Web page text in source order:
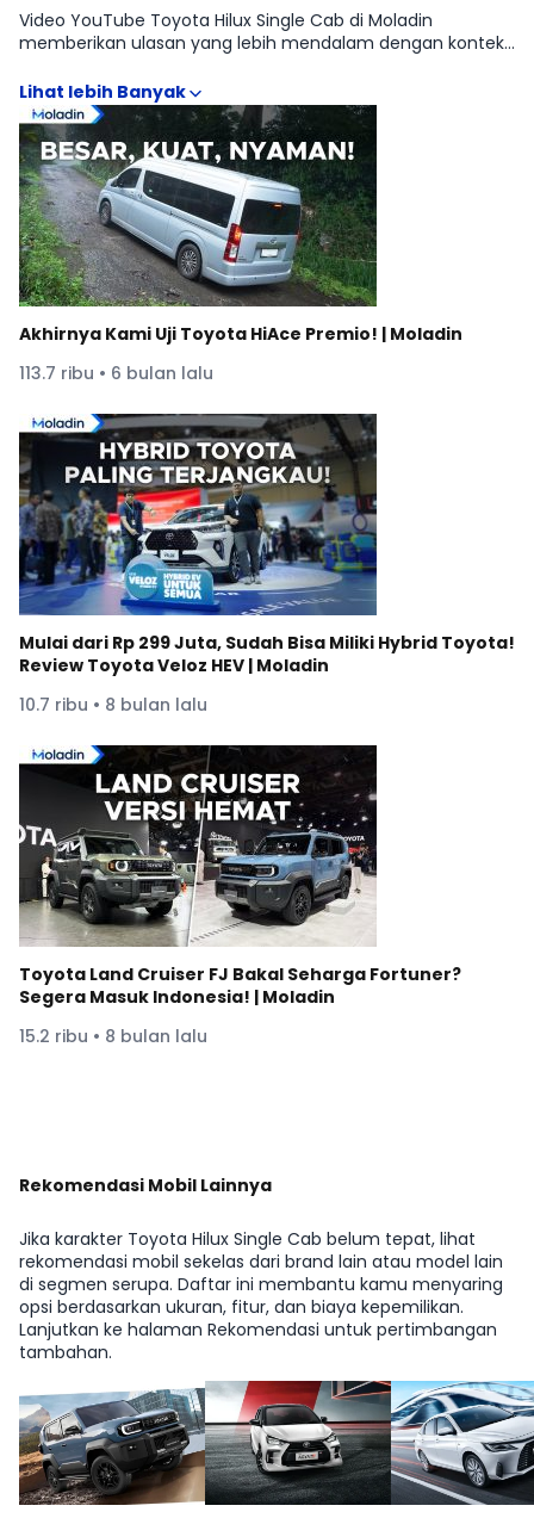
Video YouTube Toyota Hilux Single Cab di Moladin
memberikan ulasan yang lebih mendalam dengan konteks
berdasarkan tabel spesifikasi. Pembahasan biasanya
mencakup ergonomi, kenyamanan berkendara, respons
mesin dan transmisi, serta fitur keselamatan yang
berpengaruh pada pengalaman harian di segmen PICK-UP.
Insight tambahan terkait kompromi dan value tiap Toyota
Hilux Single Cab 2.8 Diesel 4x4 M/T membantu pemilihan
varian yang lebih rasional, sekaligus melengkapi informasi
harga, spesifikasi, dan perbandingan dengan mobil sekelas.
Akhirnya Kami Uji Toyota HiAce Premio! | Moladin
113.7 ribu • 6 bulan lalu
Mulai dari Rp 299 Juta, Sudah Bisa Miliki Hybrid Toyota!
Review Toyota Veloz HEV | Moladin
10.7 ribu • 8 bulan lalu
Toyota Land Cruiser FJ Bakal Seharga Fortuner?
Segera Masuk Indonesia! | Moladin
15.2 ribu • 8 bulan lalu
Rekomendasi Mobil Lainnya
Jika karakter Toyota Hilux Single Cab belum tepat, lihat
rekomendasi mobil sekelas dari brand lain atau model lain
di segmen serupa. Daftar ini membantu kamu menyaring
opsi berdasarkan ukuran, fitur, dan biaya kepemilikan.
Lanjutkan ke halaman Rekomendasi untuk pertimbangan
tambahan.